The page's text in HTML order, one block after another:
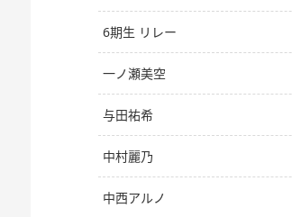
6期生 リレー
一ノ瀬美空
与田祐希
中村麗乃
中西アルノ